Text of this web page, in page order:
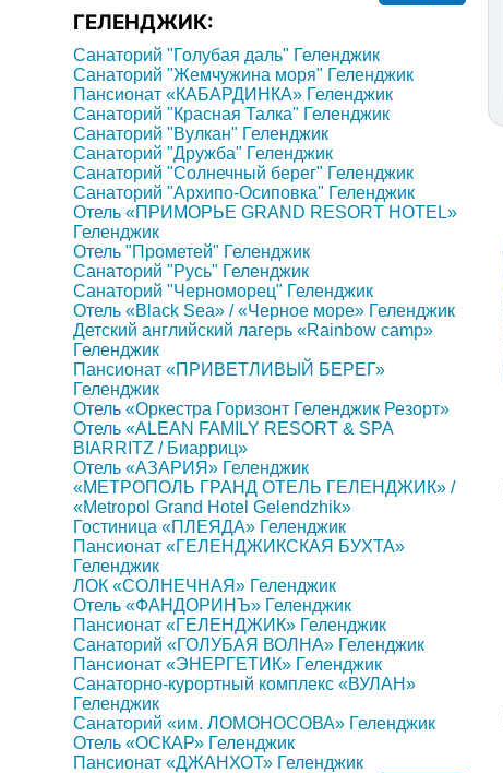
ГЕЛЕНДЖИК:
Санаторий "Голубая даль" Геленджик
Санаторий "Жемчужина моря" Геленджик
Пансионат «КАБАРДИНКА» Геленджик
Санаторий "Красная Талка" Геленджик
Санаторий "Вулкан" Геленджик
Санаторий "Дружба" Геленджик
Санаторий "Солнечный берег" Геленджик
Санаторий "Архипо-Осиповка" Геленджик
Отель «ПРИМОРЬЕ GRAND RESORT HOTEL»
Геленджик
Отель "Прометей" Геленджик
Санаторий "Русь" Геленджик
Санаторий "Черноморец" Геленджик
Отель «Black Sea» / «Черное море» Геленджик
Детский английский лагерь «Rainbow camp»
Геленджик
Пансионат «ПРИВЕТЛИВЫЙ БЕРЕГ»
Геленджик
Отель «Оркестра Горизонт Геленджик Резорт»
Отель «ALEAN FAMILY RESORT & SPA
BIARRITZ / Биарриц»
Отель «АЗАРИЯ» Геленджик
«МЕТРОПОЛЬ ГРАНД ОТЕЛЬ ГЕЛЕНДЖИК» /
«Metropol Grand Hotel Gelendzhik»
Гостиница «ПЛЕЯДА» Геленджик
Пансионат «ГЕЛЕНДЖИКСКАЯ БУХТА»
Геленджик
ЛОК «СОЛНЕЧНАЯ» Геленджик
Отель «ФАНДОРИНЪ» Геленджик
Пансионат «ГЕЛЕНДЖИК» Геленджик
Санаторий «ГОЛУБАЯ ВОЛНА» Геленджик
Пансионат «ЭНЕРГЕТИК» Геленджик
Санаторно-курортный комплекс «ВУЛАН»
Геленджик
Санаторий «им. ЛОМОНОСОВА» Геленджик
Отель «ОСКАР» Геленджик
Пансионат «ДЖАНХОТ» Геленджик